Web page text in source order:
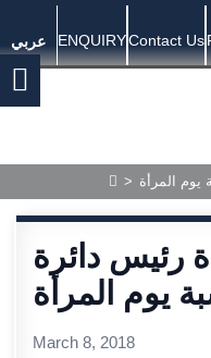
عربي ENQUIRYContact Us
> يوم المرأة
رئيس دائرة
يوم المرأة
March 8, 2018